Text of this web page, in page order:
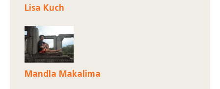
Lisa Kuch
Mandla Makalima